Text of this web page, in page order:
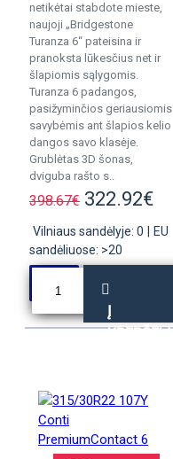
netikėtai stabdote mieste,
naujoji „Bridgestone
Turanza 6“ pateisina ir
pranoksta lūkesčius net ir
šlapiomis sąlygomis.
Turanza 6 padangos,
pasižyminčios geriausiomis
savybėmis ant šlapios kelio
dangos savo klasėje.
Grublėtas 3D šonas,
dviguba rašto s..
398.67€ 322.92€
Vilniaus sandėlyje: 0
EU
sandėliuose: >20
Į
KREPŠELĮ